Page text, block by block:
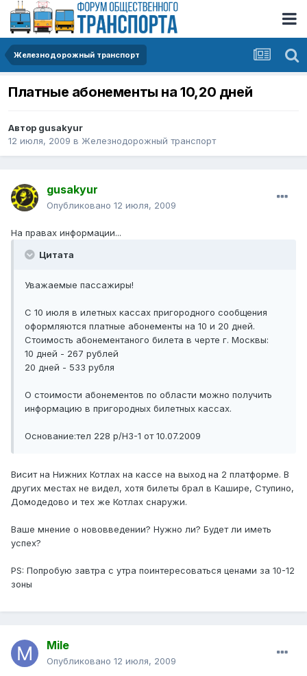
Железнодорожный транспорт
Платные абонементы на 10,20 дней
Автор gusakyur
12 июля, 2009 в Железнодорожный транспорт
gusakyur
Опубликовано 12 июля, 2009
На правах информации...
Цитата
Уважаемые пассажиры!
С 10 июля в илетных кассах пригородного сообщения
оформляются платные абонементы на 10 и 20 дней.
Стоимость абонементаного билета в черте г. Москвы:
10 дней - 267 рублей
20 дней - 533 рубля
О стоимости абонементов по области можно получить
информацию в пригородных билетных кассах.
Основание:тел 228 р/НЗ-1 от 10.07.2009
Висит на Нижних Котлах на кассе на выход на 2 платформе. В
других местах не видел, хотя билеты брал в Кашире, Ступино,
Домодедово и тех же Котлах снаружи.
Ваше мнение о нововведении? Нужно ли? Будет ли иметь
успех?
PS: Попробую завтра с утра поинтересоваться ценами за 10-12
зоны
Mile
Опубликовано 12 июля, 2009